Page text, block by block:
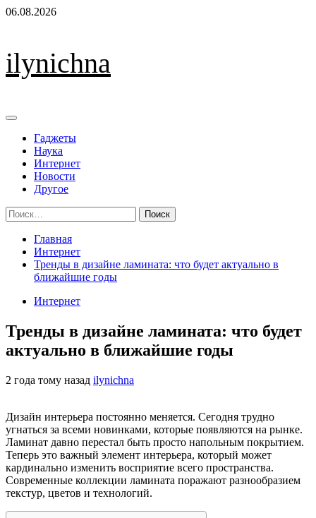
Перейти
06.08.2026
ilynichna
Основное
Гаджеты
Наука
Интернет
Новости
Другое
Найти:
Главная
Интернет
Тренды в дизайне ламината: что будет актуально в
ближайшие годы
Интернет
Тренды в дизайне ламината: что будет
актуально в ближайшие годы
2 года тому назад ilynichna
Дизайн интерьера постоянно меняется. Сегодня трудно
угнаться за всеми новинками, которые появляются на рынке.
Ламинат давно перестал быть просто напольным покрытием.
Теперь это важный элемент интерьера, который может
кардинально изменить восприятие всего пространства.
Современные коллекции ламината поражают разнообразием
текстур, цветов и технологий.